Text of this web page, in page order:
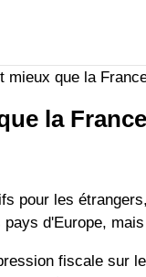
mieux que la
la France
pour les
d'Europe,
fiscale